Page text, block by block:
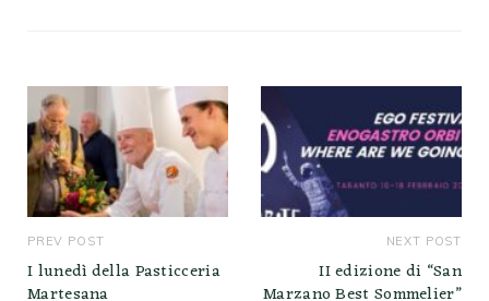
PREV POST
I lunedì della Pasticceria
Martesana
NEXT POST
II edizione di “San
Marzano Best Sommelier”